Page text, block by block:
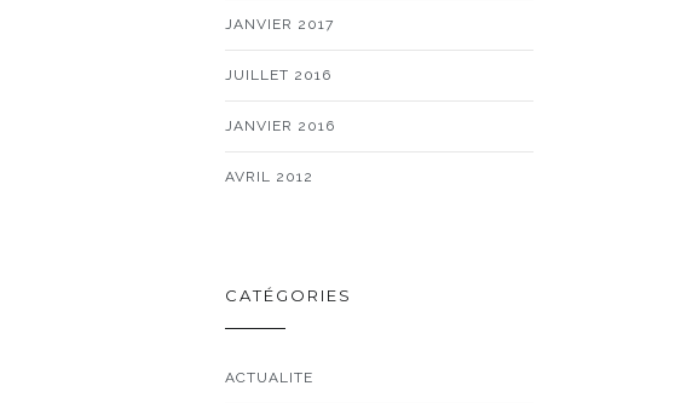
JANVIER 2017
JUILLET 2016
JANVIER 2016
AVRIL 2012
CATÉGORIES
ACTUALITE